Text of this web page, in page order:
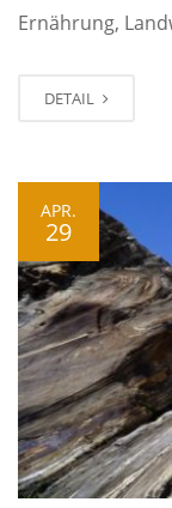
Ernährung,
DETAIL
APR.
29